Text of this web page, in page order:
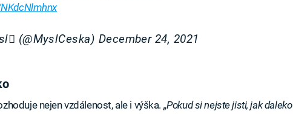
(@MyslCeska) December 24, 2021
nejen vzdálenost, ale i výška. „Pokud si nejste jisti, jak daleko